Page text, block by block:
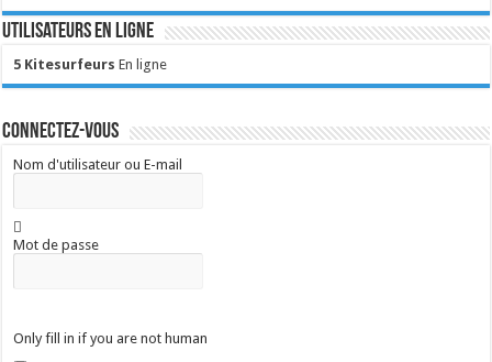
Utilisateurs en ligne
5 Kitesurfeurs En ligne
Connectez-vous
Nom d'utilisateur ou E-mail
Mot de passe
Only fill in if you are not human